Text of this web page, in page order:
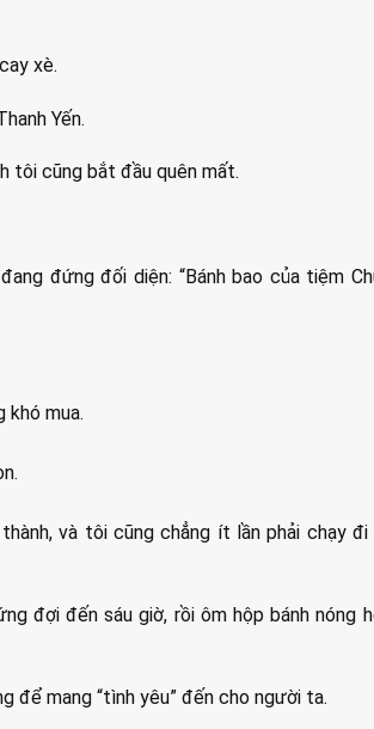
xè.
Yến.
tôi cũng bắt đầu quên mất.
đứng đối diện: “Bánh bao của tiệm
khó mua.
và tôi cũng chẳng ít lần phải chạy đi
đợi đến sáu giờ, rồi ôm hộp bánh nóng
để mang “tình yêu” đến cho người ta.